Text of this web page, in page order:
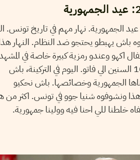
عيد الجمهورية. نهار مهم في تاريخ تونس.
باش يهبطو يحتجو ضد النظام. النهار
اكهو وعندو رمزية كبيرة خاصة في
السياسي في ال10 السنين الي فاتو. اليوم في التركينة، باش
الجمهورية وخصائصها. باش نحكيو
هذا ونشوفوه شنيا جوو في تونس. اكثر من
خلطنا للي احنا فيه وولينا جمهورية.